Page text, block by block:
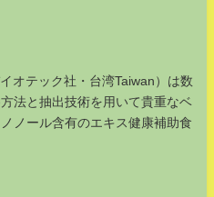
オテック社・台湾Taiwan）は数
法と抽出技術を用いて貴重なベ
ノール含有のエキス健康補助食